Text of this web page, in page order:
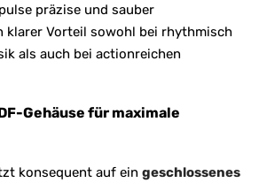
präzise und sauber
klarer Vorteil sowohl bei rhythmisch
als auch bei actionreichen
Gehäuse für maximale
konsequent auf ein geschlossenes